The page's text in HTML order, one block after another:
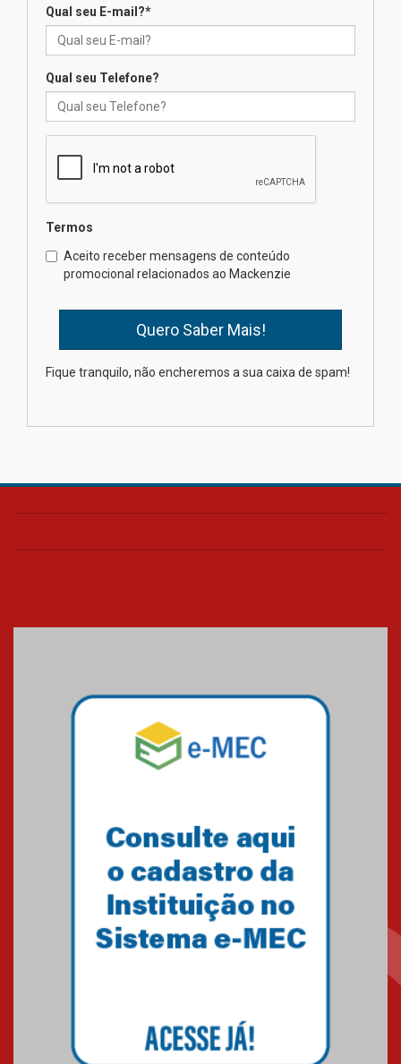
Professora do Mackenzie é
finalista do Prêmio Jabuti com
04.08.2026
internacionais
03.08.2026
Oncologista do HUEM ressalta
importância da prevenção e
diagnóstico precoce do câncer
de pulmão
Qual seu E-mail?*
Qual seu Telefone?
Termos
Aceito receber mensagens de conteúdo
promocional relacionados ao Mackenzie
Fique tranquilo, não encheremos a sua caixa de spam!